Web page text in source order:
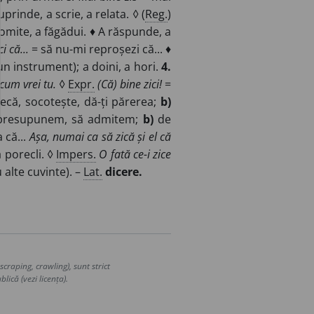
a scrie, a relata. ◊ (Reg.)
a făgădui. ♦ A răspunde, a
că... = să nu-mi reproșezi că... ♦
instrument); a doini, a hori.4.
vrei tu. ◊ Expr. (Că) bine zici!=
socotește, dă-ți părerea; b)
să admitem; b)de
că...Așa, numai ca să zică și el că
porecli. ◊ Impers. O fată ce-i zice
alte cuvinte). – Lat. dicere.
crawling), sunt strict
(vezi licența).